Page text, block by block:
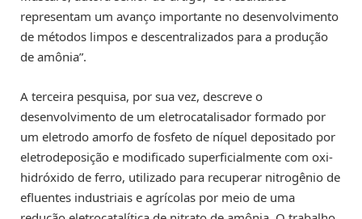
representam um avanço importante no desenvolvimento
de métodos limpos e descentralizados para a produção
de amônia”.
A terceira pesquisa, por sua vez, descreve o
desenvolvimento de um eletrocatalisador formado por
um eletrodo amorfo de fosfeto de níquel depositado por
eletrodeposição e modificado superficialmente com oxi-
hidróxido de ferro, utilizado para recuperar nitrogênio de
efluentes industriais e agrícolas por meio de uma